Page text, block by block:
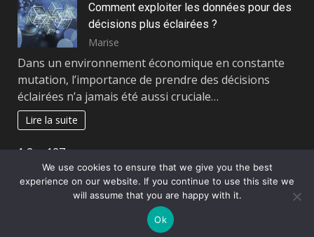
Comment exploiter les données pour des
décisions plus éclairées ?
Marise
Dans un environnement économique en constante
mutation, l’importance de prendre des décisions
éclairées n’a jamais été aussi cruciale…
Lire la suite
Page:
12…127Next
»
Copyright © All rights reserved.|DarkNews
themes
We use cookies to ensure that we give you the best
experience on our website. If you continue to use this site we
will assume that you are happy with it.
Ok